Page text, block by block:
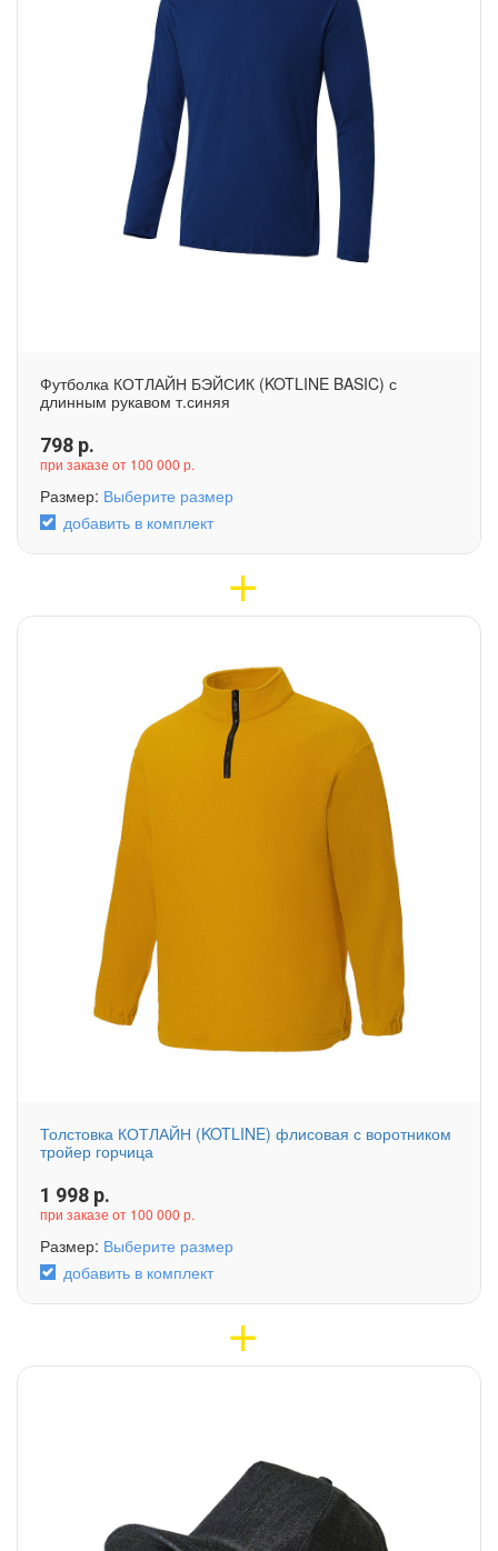
Футболка КОТЛАЙН БЭЙСИК (KOTLINE BASIC) с
длинным рукавом т.синяя
798 р.
при заказе от 100 000 р.
Размер: Выберите размер
добавить в комплект
Толстовка КОТЛАЙН (KOTLINE) флисовая с воротником
тройер горчица
1 998 р.
при заказе от 100 000 р.
Размер: Выберите размер
добавить в комплект